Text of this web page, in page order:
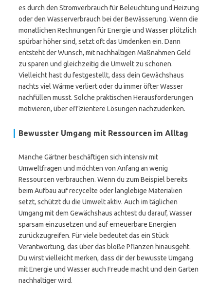
es durch den Stromverbrauch für Beleuchtung und Heizung
oder den Wasserverbrauch bei der Bewässerung. Wenn die
monatlichen Rechnungen für Energie und Wasser plötzlich
spürbar höher sind, setzt oft das Umdenken ein. Dann
entsteht der Wunsch, mit nachhaltigen Maßnahmen Geld
zu sparen und gleichzeitig die Umwelt zu schonen.
Vielleicht hast du festgestellt, dass dein Gewächshaus
nachts viel Wärme verliert oder du immer öfter Wasser
nachfüllen musst. Solche praktischen Herausforderungen
motivieren, über effizientere Lösungen nachzudenken.
Bewusster Umgang mit Ressourcen im Alltag
Manche Gärtner beschäftigen sich intensiv mit
Umweltfragen und möchten von Anfang an wenig
Ressourcen verbrauchen. Wenn du zum Beispiel bereits
beim Aufbau auf recycelte oder langlebige Materialien
setzt, schützt du die Umwelt aktiv. Auch im täglichen
Umgang mit dem Gewächshaus achtest du darauf, Wasser
sparsam einzusetzen und auf erneuerbare Energien
zurückzugreifen. Für viele bedeutet das ein Stück
Verantwortung, das über das bloße Pflanzen hinausgeht.
Du wirst vielleicht merken, dass dir der bewusste Umgang
mit Energie und Wasser auch Freude macht und dein Garten
nachhaltiger wird.